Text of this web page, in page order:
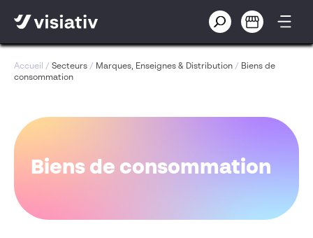
Accueil / Secteurs / Marques, Enseignes & Distribution / Biens de
consommation
Biens de consommation